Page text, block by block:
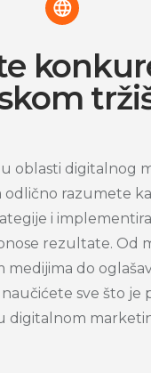
oblasti digitalnog
razumete
i
rezultate. Od
medijima do
sve što je
digitalnom